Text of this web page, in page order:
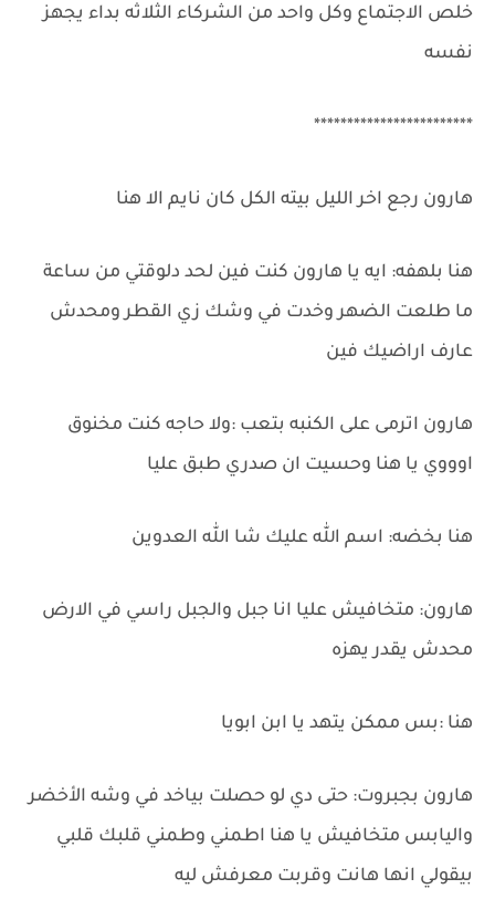
خلص الاجتماع وكل واحد من الشركاء الثلاثه بداء يجهز
نفسه
************************
هارون رجع اخر الليل بيته الكل كان نايم الا هنا
هنا بلهفه: ايه يا هارون كنت فين لحد دلوقتي من ساعة
ما طلعت الضهر وخدت في وشك زي القطر ومحدش
عارف اراضيك فين
هارون اترمى على الكنبه بتعب :ولا حاجه كنت مخنوق
اوووي يا هنا وحسيت ان صدري طبق عليا
هنا بخضه: اسم الله عليك شا الله العدوين
هارون: متخافيش عليا انا جبل والجبل راسي في الارض
محدش يقدر يهزه
هنا :بس ممكن يتهد يا ابن ابويا
هارون بجبروت: حتى دي لو حصلت بياخد في وشه الأخضر
واليابس متخافيش يا هنا اطمني وطمني قلبك قلبي
بيقولي انها هانت وقربت معرفش ليه